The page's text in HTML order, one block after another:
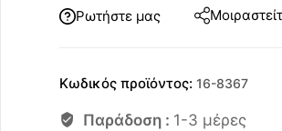
Ρωτήστε μας
Κωδικός προϊόντος: 16-8367
Παράδοση : 1-3 μέρες